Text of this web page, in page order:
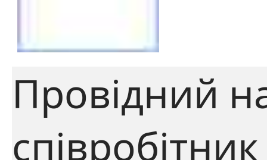
Провідний
співробітник